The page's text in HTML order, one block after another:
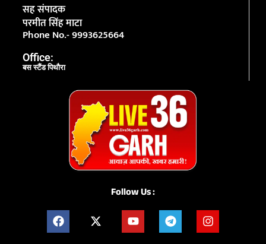
सह संपादक
परमीत सिंह माटा
Phone No.- 9993625664
Office:
बस स्टैंड पिथौरा
Follow Us :